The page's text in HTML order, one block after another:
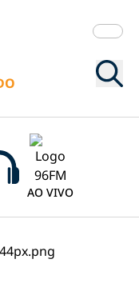
AO VIVO